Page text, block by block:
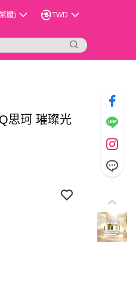
體) TWD
思珂 璀璨光